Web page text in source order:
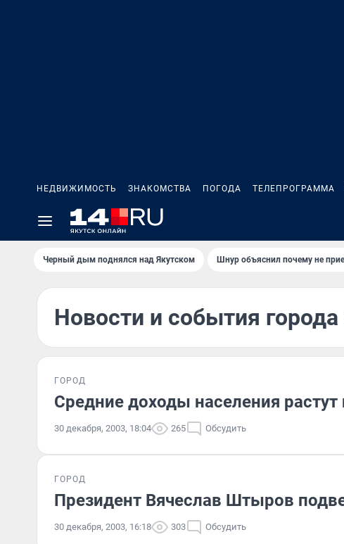
НЕДВИЖИМОСТЬ ЗНАКОМСТВА ПОГОДА ТЕЛЕПРОГРАММА
Черный дым поднялся над Якутском Шнур объяснил почему не
Новости и события
ГОРОД
Средние доходы населения
30 декабря, 2003, 18:04 265 Обсудить
ГОРОД
Президент Вячеслав Штыров
30 декабря, 2003, 16:18 303 Обсудить